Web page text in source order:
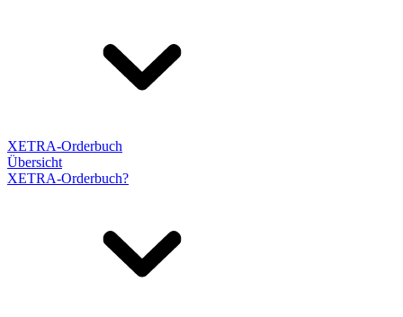
XETRA-Orderbuch
Übersicht
XETRA-Orderbuch?